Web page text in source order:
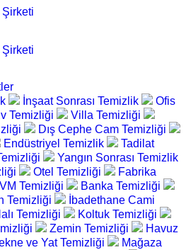
İnşaat Sonrası Temizlik
Ofis
Temizliği
Villa Temizliği
Dış Cephe Cam Temizliği
Endüstriyel Temizlik
Tadilat
Yangın Sonrası Temizlik
Otel Temizliği
Fabrika
Temizliği
Banka Temizliği
Temizliği
İbadethane Cami
Temizliği
Koltuk Temizliği
Zemin Temizliği
Havuz
ve Yat Temizliği
Mağaza